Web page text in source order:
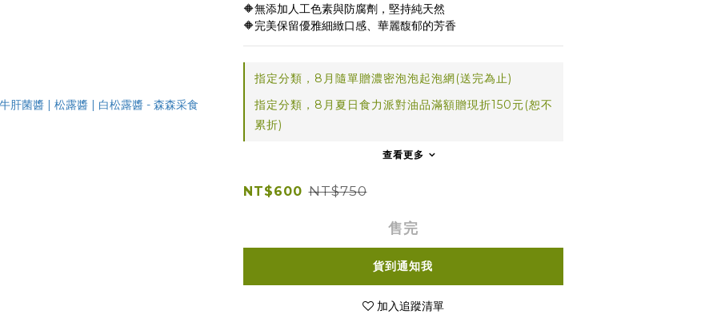
🔶無添加人工色素與防腐劑，堅持純天然
🔶完美保留優雅細緻口感、華麗馥郁的芳香
指定分類，8月隨單贈濃密泡泡起泡網(送完為止)
指定分類，8月夏日食力派對油品滿額贈現折150元(恕不
累折)
查看更多
NT$600 NT$750
售完
貨到通知我
加入追蹤清單